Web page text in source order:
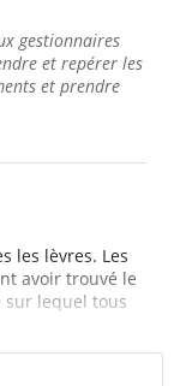
gestionnaires
et repérer les
et prendre
les lèvres. Les
avoir trouvé le
sur lequel tous